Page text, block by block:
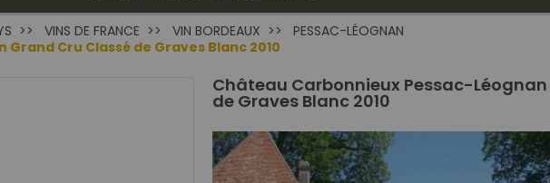
VINS DE FRANCE VIN BORDEAUX
PESSAC-LÉOGNAN
Cru Classé de Graves Blanc 2010
Château Carbonnieux Pessac-
de Graves Blanc 2010